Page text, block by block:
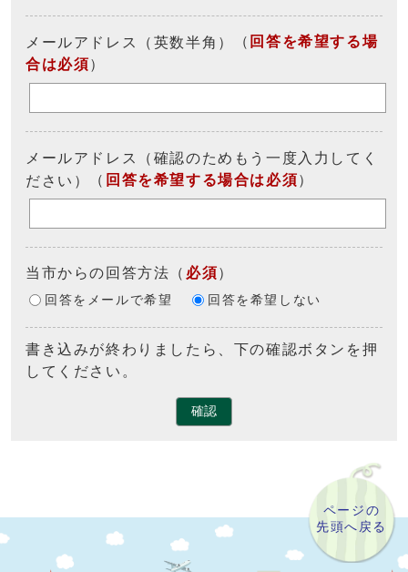
メールアドレス（英数半角） （ 回答を希望する場
合は必須）
メールアドレス（確認のためもう一度入力してく
ださい）
（ 回答を希望する場合は必須）
当市からの回答方法 （ 必須）
回答をメールで希望 回答を希望しない
書き込みが終わりましたら、下の確認ボタンを押
してください。
確認
ページの
先頭へ戻る